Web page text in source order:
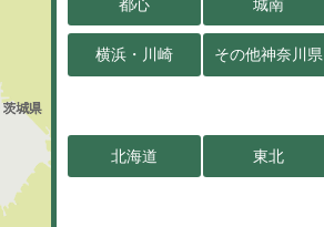
都心 城南
横浜・川崎 その他神奈川県
北海道 東北